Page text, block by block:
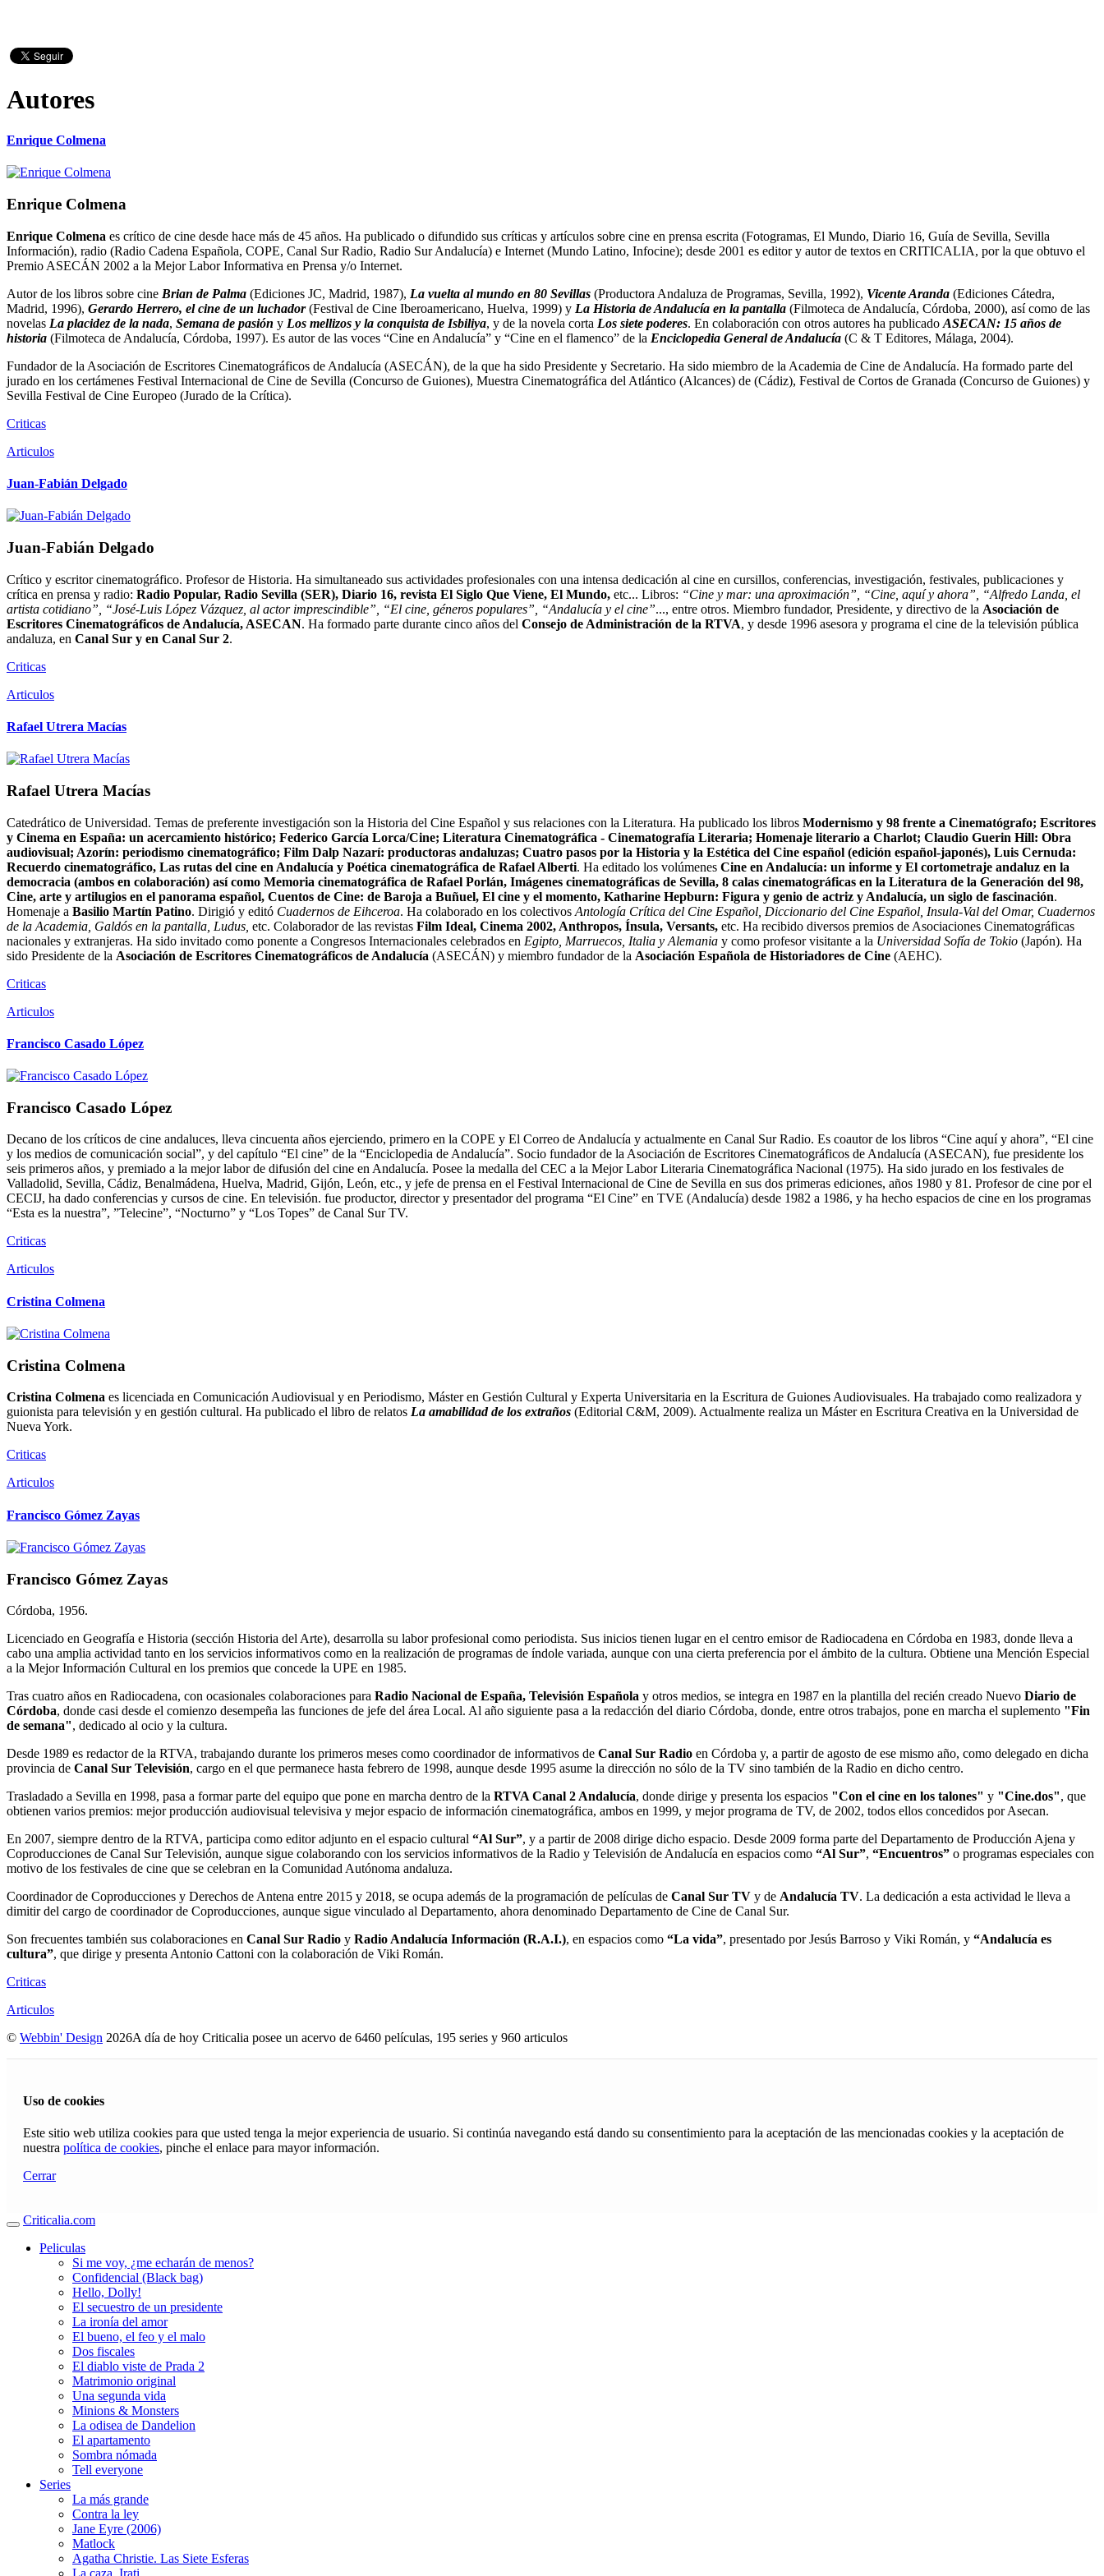
Autores
Enrique Colmena
Enrique Colmena
Enrique Colmena es crítico de cine desde hace más de 45 años. Ha publicado o difundido sus críticas y artículos sobre cine en prensa escrita (Fotogramas, El Mundo, Diario 16, Guía de Sevilla, Sevilla
Información), radio (Radio Cadena Española, COPE, Canal Sur Radio, Radio Sur Andalucía) e Internet (Mundo Latino, Infocine); desde 2001 es editor y autor de textos en CRITICALIA, por la que obtuvo el
Premio ASECÁN 2002 a la Mejor Labor Informativa en Prensa y/o Internet.
Autor de los libros sobre cine Brian de Palma (Ediciones JC, Madrid, 1987), La vuelta al mundo en 80 Sevillas (Productora Andaluza de Programas, Sevilla, 1992), Vicente Aranda (Ediciones Cátedra,
Madrid, 1996), Gerardo Herrero, el cine de un luchador(Festival de Cine Iberoamericano, Huelva, 1999) y La Historia de Andalucía en la pantalla (Filmoteca de Andalucía, Córdoba, 2000), así como de las
novelas La placidez de la nada, Semana de pasión y Los mellizos y la conquista de Isbiliya, y de la novela corta Los siete poderes. En colaboración con otros autores ha publicado ASECAN: 15 años de
historia (Filmoteca de Andalucía, Córdoba, 1997). Es autor de las voces “Cine en Andalucía” y “Cine en el flamenco” de la Enciclopedia General de Andalucía (C & T Editores, Málaga, 2004).
Fundador de la Asociación de Escritores Cinematográficos de Andalucía (ASECÁN), de la que ha sido Presidente y Secretario. Ha sido miembro de la Academia de Cine de Andalucía. Ha formado parte del
jurado en los certámenes Festival Internacional de Cine de Sevilla (Concurso de Guiones), Muestra Cinematográfica del Atlántico (Alcances) de (Cádiz), Festival de Cortos de Granada (Concurso de Guiones) y
Sevilla Festival de Cine Europeo (Jurado de la Crítica).
Criticas
Articulos
Juan-Fabián Delgado
Juan-Fabián Delgado
Crítico y escritor cinematográfico. Profesor de Historia. Ha simultaneado sus actividades profesionales con una intensa dedicación al cine en cursillos, conferencias, investigación, festivales, publicaciones y
crítica en prensa y radio: Radio Popular, Radio Sevilla (SER), Diario 16, revista El Siglo Que Viene, El Mundo, etc... Libros: “Cine y mar: una aproximación”, “Cine, aquí y ahora”, “Alfredo Landa, el
artista cotidiano”, “José-Luis López Vázquez, al actor imprescindible”, “El cine, géneros populares”, “Andalucía y el cine”..., entre otros. Miembro fundador, Presidente, y directivo de la Asociación de
Escritores Cinematográficos de Andalucía, ASECAN. Ha formado parte durante cinco años del Consejo de Administración de la RTVA, y desde 1996 asesora y programa el cine de la televisión pública
andaluza, en Canal Sur y en Canal Sur 2.
Criticas
Articulos
Rafael Utrera Macías
Rafael Utrera Macías
Catedrático de Universidad. Temas de preferente investigación son la Historia del Cine Español y sus relaciones con la Literatura. Ha publicado los libros Modernismo y 98 frente a Cinematógrafo; Escritores
y Cinema en España: un acercamiento histórico; Federico García Lor­ca/Cine; Literatura Cinematográfica - Cinematografía Literaria; Homenaje literario a Charlot; Claudio Guerin Hill: Obra
audiovisual; Azorín: periodismo cinematográfico; Film Dalp Nazarí: productoras andaluzas; Cuatro pasos por la Historia y la Estética del Cine español (edición español-japonés), Luis Cernuda:
Recuerdo cinematográfico, Las rutas del cine en Andalucía y Poética cinematográfica de Rafael Alberti. Ha editado los volúmenes Cine en Andalucía: un informe y El cortometraje andaluz en la
democracia (ambos en colaboración) así como Memoria cinematográfica de Rafael Porlán, Imágenes cinematográficas de Sevilla, 8 calas cinematográficas en la Literatura de la Generación del 98,
Cine, arte y artilugios en el panorama español, Cuentos de Cine: de Baroja a Buñuel, El cine y el momento, Katharine Hepburn: Figura y genio de actriz y Andalucía, un siglo de fascinación.
Homenaje a Basilio Martín Patino. Dirigió y editó Cuadernos de Eihceroa. Ha colaborado en los colectivos Antología Crítica del Cine Español, Diccionario del Cine Español, Insula-Val del Omar, Cuadernos
de la Academia, Galdós en la pantalla, Ludus, etc. Colaborador de las revistas Film Ideal, Cinema 2002, Anthropos, Ínsula, Versants, etc. Ha recibido diversos premios de Asociaciones Cinematográficas
nacionales y extranjeras. Ha sido invitado como ponente a Congresos Internacionales celebrados en Egipto, Marruecos, Italia y Alemania y como profesor visitante a la Universidad Sofía de Tokio (Japón). Ha
sido Presidente de la Asociación de Escritores Cinematográficos de Andalucía (ASECÁN) y miembro fundador de la Asociación Española de Historiadores de Cine (AEHC).
Criticas
Articulos
Francisco Casado López
Francisco Casado López
Decano de los críticos de cine andaluces, lleva cincuenta años ejerciendo, primero en la COPE y El Correo de Andalucía y actualmente en Canal Sur Radio. Es coautor de los libros “Cine aquí y ahora”, “El cine
y los medios de comunicación social”, y del capítulo “El cine” de la “Enciclopedia de Andalucía”. Socio fundador de la Asociación de Escritores Cinematográficos de Andalucía (ASECAN), fue presidente los
seis primeros años, y premiado a la mejor labor de difusión del cine en Andalucía. Posee la medalla del CEC a la Mejor Labor Literaria Cinematográfica Nacional (1975). Ha sido jurado en los festivales de
Valladolid, Sevilla, Cádiz, Benalmádena, Huelva, Madrid, Gijón, León, etc., y jefe de prensa en el Festival Internacional de Cine de Sevilla en sus dos primeras ediciones, años 1980 y 81. Profesor de cine por el
CECIJ, ha dado conferencias y cursos de cine. En televisión. fue productor, director y presentador del programa “El Cine” en TVE (Andalucía) desde 1982 a 1986, y ha hecho espacios de cine en los programas
“Esta es la nuestra”, ”Telecine”, “Nocturno” y “Los Topes” de Canal Sur TV.
Criticas
Articulos
Cristina Colmena
Cristina Colmena
Cristina Colmena es licenciada en Comunicación Audiovisual y en Periodismo, Máster en Gestión Cultural y Experta Universitaria en la Escritura de Guiones Audiovisuales. Ha trabajado como realizadora y
guionista para televisión y en gestión cultural. Ha publicado el libro de relatos La amabilidad de los extraños (Editorial C&M, 2009). Actualmente realiza un Máster en Escritura Creativa en la Universidad de
Nueva York.
Criticas
Articulos
Francisco Gómez Zayas
Francisco Gómez Zayas
Córdoba, 1956.
Licenciado en Geografía e Historia (sección Historia del Arte), desarrolla su labor profesional como periodista. Sus inicios tienen lugar en el centro emisor de Radiocadena en Córdoba en 1983, donde lleva a
cabo una amplia actividad tanto en los servicios informativos como en la realización de programas de índole variada, aunque con una cierta preferencia por el ámbito de la cultura. Obtiene una Mención Especial
a la Mejor Información Cultural en los premios que concede la UPE en 1985.
Tras cuatro años en Radiocadena, con ocasionales colaboraciones para Radio Nacional de España, Televisión Española y otros medios, se integra en 1987 en la plantilla del recién creado Nuevo Diario de
Córdoba, donde casi desde el comienzo desempeña las funciones de jefe del área Local. Al año siguiente pasa a la redacción del diario Córdoba, donde, entre otros trabajos, pone en marcha el suplemento "Fin
de semana", dedicado al ocio y la cultura.
Desde 1989 es redactor de la RTVA, trabajando durante los primeros meses como coordinador de informativos de Canal Sur Radio en Córdoba y, a partir de agosto de ese mismo año, como delegado en dicha
provincia de Canal Sur Televisión, cargo en el que permanece hasta febrero de 1998, aunque desde 1995 asume la dirección no sólo de la TV sino también de la Radio en dicho centro.
Trasladado a Sevilla en 1998, pasa a formar parte del equipo que pone en marcha dentro de la RTVA Canal 2 Andalucía, donde dirige y presenta los espacios "Con el cine en los talones" y "Cine.dos", que
obtienen varios premios: mejor producción audiovisual televisiva y mejor espacio de información cinematográfica, ambos en 1999, y mejor programa de TV, de 2002, todos ellos concedidos por Asecan.
En 2007, siempre dentro de la RTVA, participa como editor adjunto en el espacio cultural “Al Sur”, y a partir de 2008 dirige dicho espacio. Desde 2009 forma parte del Departamento de Producción Ajena y
Coproducciones de Canal Sur Televisión, aunque sigue colaborando con los servicios informativos de la Radio y Televisión de Andalucía en espacios como “Al Sur”, “Encuentros” o programas especiales con
motivo de los festivales de cine que se celebran en la Comunidad Autónoma andaluza.
Coordinador de Coproducciones y Derechos de Antena entre 2015 y 2018, se ocupa además de la programación de películas de Canal Sur TV y de Andalucía TV. La dedicación a esta actividad le lleva a
dimitir del cargo de coordinador de Coproducciones, aunque sigue vinculado al Departamento, ahora denominado Departamento de Cine de Canal Sur.
Son frecuentes también sus colaboraciones en Canal Sur Radio y Radio Andalucía Información (R.A.I.), en espacios como “La vida”, presentado por Jesús Barroso y Viki Román, y “Andalucía es
cultura”, que dirige y presenta Antonio Cattoni con la colaboración de Viki Román.
Criticas
Articulos
© Webbin' Design 2026A día de hoy Criticalia posee un acervo de 6460 películas, 195 series y 960 articulos
Uso de cookies
Este sitio web utiliza cookies para que usted tenga la mejor experiencia de usuario. Si continúa navegando está dando su consentimiento para la aceptación de las mencionadas cookies y la aceptación de
nuestra política de cookies, pinche el enlace para mayor información.
Cerrar
Criticalia.com
Peliculas
Si me voy, ¿me echarán de menos?
Confidencial (Black bag)
Hello, Dolly!
El secuestro de un presidente
La ironía del amor
El bueno, el feo y el malo
Dos fiscales
El diablo viste de Prada 2
Matrimonio original
Una segunda vida
Minions & Monsters
La odisea de Dandelion
El apartamento
Sombra nómada
Tell everyone
Series
La más grande
Contra la ley
Jane Eyre (2006)
Matlock
Agatha Christie. Las Siete Esferas
La caza. Irati